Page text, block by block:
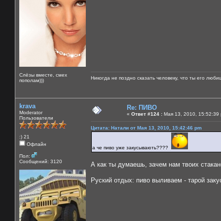
Слёзы вместе, смех
пополам)))
Никогда не поздно сказать человеку, что ты его
krava
Moderator
Пользователи
:) 21
Офлайн
Пол:
Сообщений: 3120
Re: ПИВО
« Ответ #124 : Мая 13, 2010, 15:52:39
Цитата: Натали от Мая 13, 2010, 15:42:46 pm
а че пиво уже закусывають????
А как ты думаешь, зачем нам твоих
Руский отдых: пиво выливаем - тарой